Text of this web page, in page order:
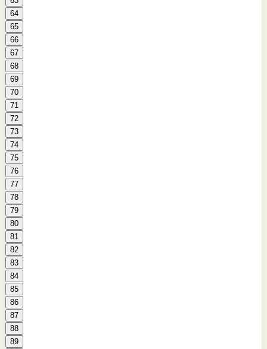
64
65
66
67
68
69
70
71
72
73
74
75
76
77
78
79
80
81
82
83
84
85
86
87
88
89